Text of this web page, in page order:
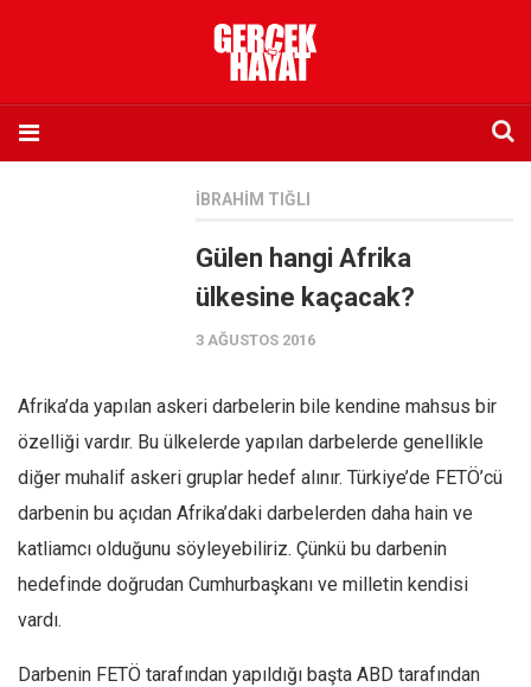
Abone olmak istiyorum
Sosyal Medya
Twitter
Facebook
Instagram
Editörden
İBRAHIM TIĞLI
Gülen hangi Afrika
ülkesine kaçacak?
3 AĞUSTOS 2016
Afrika’da yapılan askeri darbelerin bile kendine mahsus bir
özelliği vardır. Bu ülkelerde yapılan darbelerde genellikle
diğer muhalif askeri gruplar hedef alınır. Türkiye’de FETÖ’cü
darbenin bu açıdan Afrika’daki darbelerden daha hain ve
katliamcı olduğunu söyleyebiliriz. Çünkü bu darbenin
hedefinde doğrudan Cumhurbaşkanı ve milletin kendisi
vardı.
Darbenin FETÖ tarafından yapıldığı başta ABD tarafından